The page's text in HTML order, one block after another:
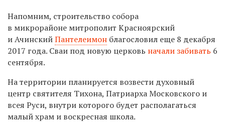
Напомним, строительство собора
в микрорайоне митрополит Красноярский
и АчинскийПантелеимон благословил еще 8 декабря
2017 года. Сваи под новую церковь начали забивать 6
сентября.
На территории планируется возвести духовный
центр святителя Тихона, Патриарха Московского и
всея Руси, внутри которого будет располагаться
малый храм и воскресная школа.